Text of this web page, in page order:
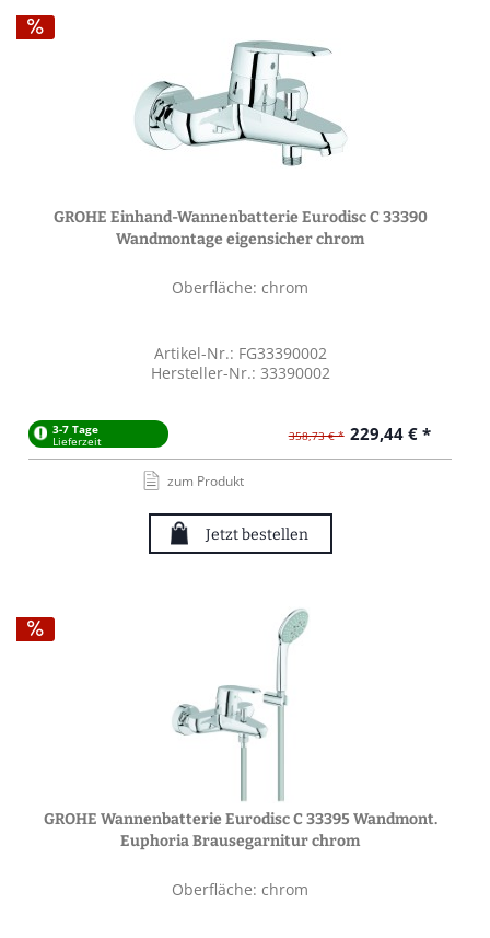
GROHE Einhand-Wannenbatterie Eurodisc C 33390
Wandmontage eigensicher chrom
Oberfläche: chrom
Artikel-Nr.: FG33390002
Hersteller-Nr.: 33390002
3-7 Tage
Lieferzeit 358,73 € * 229,44 € *
zum Produkt
Jetzt bestellen
GROHE Wannenbatterie Eurodisc C 33395 Wandmont.
Euphoria Brausegarnitur chrom
Oberfläche: chrom